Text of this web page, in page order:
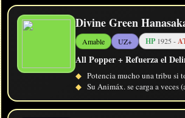
Divine Green
Amable UZ+ HP1925 -
All Popper + Refuerza el
◆ Potencia mucho una tribu si
◆ Su Animáx. se carga a veces